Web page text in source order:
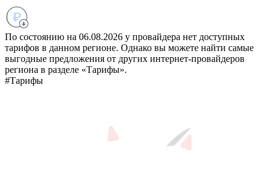
По состоянию на 06.08.2026 у провайдера нет доступных
тарифов в данном регионе. Однако вы можете найти самые
выгодные предложения от других интернет-провайдеров
региона в разделе «Тарифы».
#Тарифы